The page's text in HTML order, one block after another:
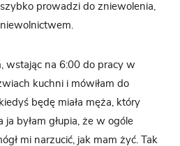
prowadzi do zniewolenia,
wstając na 6:00 do pracy w
kuchni i mówiłam do
będę miała męża, który
ja byłam głupia, że w ogóle
mi narzucić, jak mam żyć. Tak